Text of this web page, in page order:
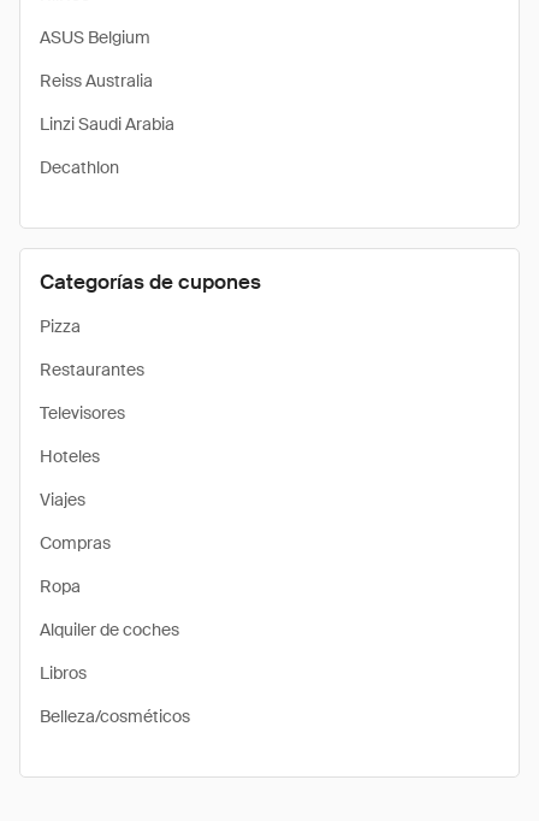
ASUS Belgium
Reiss Australia
Linzi Saudi Arabia
Decathlon
Categorías de cupones
Pizza
Restaurantes
Televisores
Hoteles
Viajes
Compras
Ropa
Alquiler de coches
Libros
Belleza/cosméticos